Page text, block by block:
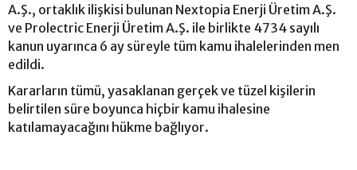
A.Ş., ortaklık ilişkisi bulunan Nextopia Enerji Üretim A.Ş.
ve Prolectric Enerji Üretim A.Ş. ile birlikte 4734 sayılı
kanun uyarınca 6 ay süreyle tüm kamu ihalelerinden men
edildi.
Kararların tümü, yasaklanan gerçek ve tüzel kişilerin
belirtilen süre boyunca hiçbir kamu ihalesine
katılamayacağını hükme bağlıyor.